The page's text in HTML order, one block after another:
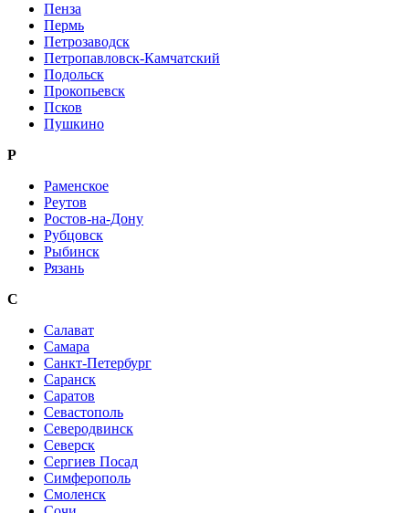
Пенза
Пермь
Петрозаводск
Петропавловск-Камчатский
Подольск
Прокопьевск
Псков
Пушкино
Р
Раменское
Реутов
Ростов-на-Дону
Рубцовск
Рыбинск
Рязань
С
Салават
Самара
Санкт-Петербург
Саранск
Саратов
Севастополь
Северодвинск
Северск
Сергиев Посад
Симферополь
Смоленск